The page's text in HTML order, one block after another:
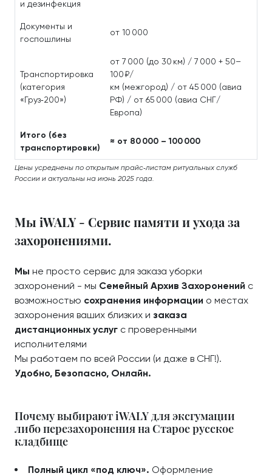
и дезинфекция
Документы и
госпошлины
от 10 000
Транспортировка
(категория
«Груз‑200»)
от 7 000 (до 30 км) / 7 000 + 50–
100 ₽/
км (межгород) / от 45 000 (авиа
РФ) / от 65 000 (авиа СНГ/
Европа)
Итого (без
транспортировки)
≈ от 80 000 – 100 000
Цены усреднены по открытым прайс‑листам ритуальных служб
России и актуальны на июнь 2025 года.
Мы iWALY - Сервис памяти и ухода за
захоронениями.
Мы не просто сервис для заказа уборки
захоронений - мы Семейный Архив Захоронений с
возможностью сохранения информации о местах
захоронения ваших близких и заказа
дистанционных услуг с проверенными
исполнителями
Мы работаем по всей России (и даже в СНГ!).
Удобно, Безопасно, Онлайн.
Почему выбирают iWALY для эксгумации
либо перезахоронения на Старое русское
кладбище
Полный цикл «под ключ». Оформление